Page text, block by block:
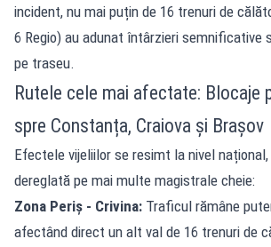
incident, nu mai puțin de 16 trenuri de
6 Regio) au adunat întârzieri semnificative
pe traseu.
Rutele cele mai afectate: Blocaje
spre Constanța, Craiova și Brașov
Efectele vijeliilor se resimt la nivel
dereglată pe mai multe magistrale cheie:
Zona Periș - Crivina: Traficul rămâne
afectând direct un alt val de 16 trenuri de